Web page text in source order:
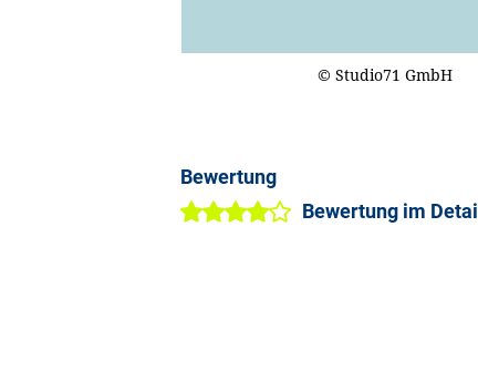
© Studio71 GmbH
Bewertung
Bewertung im Detail